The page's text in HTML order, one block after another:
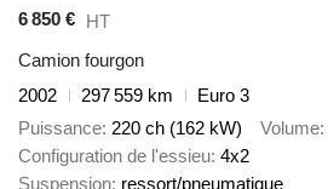
6 850 € HT
Camion fourgon
2002
297 559 km
Euro 3
Puissance 220 ch (162 kW) Volume
Configuration de l'essieu 4x2
Suspension ressort/pneumatique